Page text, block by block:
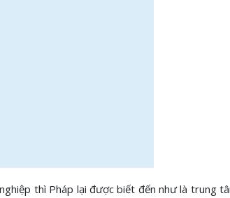
thì Pháp lại được biết đến như là trung